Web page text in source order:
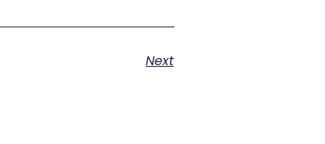
Next